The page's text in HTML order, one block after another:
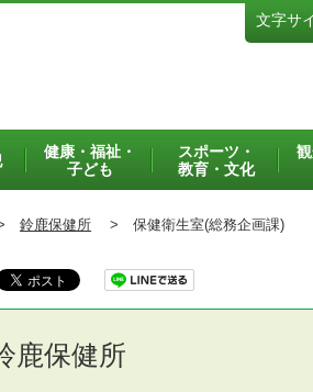
文字サ
健康・福祉・
子ども
スポーツ・
教育・文化
鈴鹿保健所 > 保健衛生室(総務企画課)
鹿保健所